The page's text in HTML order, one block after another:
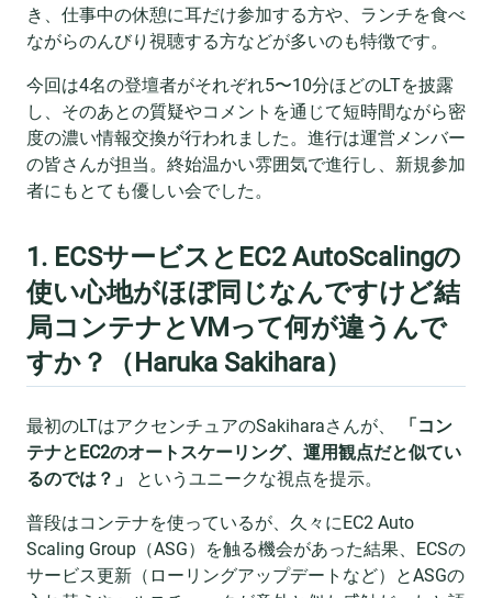
き、仕事中の休憩に耳だけ参加する方や、ランチを食べ
ながらのんびり視聴する方などが多いのも特徴です。
今回は4名の登壇者がそれぞれ5〜10分ほどのLTを披露
し、そのあとの質疑やコメントを通じて短時間ながら密
度の濃い情報交換が行われました。進行は運営メンバー
の皆さんが担当。終始温かい雰囲気で進行し、新規参加
者にもとても優しい会でした。
1. ECSサービスとEC2 AutoScalingの
使い心地がほぼ同じなんですけど結
局コンテナとVMって何が違うんで
すか？（Haruka Sakihara）
最初のLTはアクセンチュアのSakiharaさんが、
「コン
テナとEC2のオートスケーリング、運用観点だと似てい
るのでは？」
というユニークな視点を提示。
普段はコンテナを使っているが、久々にEC2 Auto
Scaling Group（ASG）を触る機会があった結果、ECSの
サービス更新（ローリングアップデートなど）とASGの